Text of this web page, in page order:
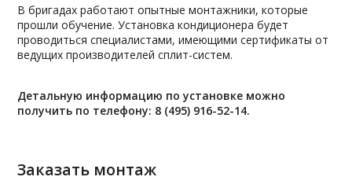
В бригадах работают опытные монтажники, которые
прошли обучение. Установка кондиционера будет
проводиться специалистами, имеющими сертификаты от
ведущих производителей сплит-систем.
Детальную информацию по установке можно
получить по телефону: 8 (495) 916-52-14.
Заказать монтаж